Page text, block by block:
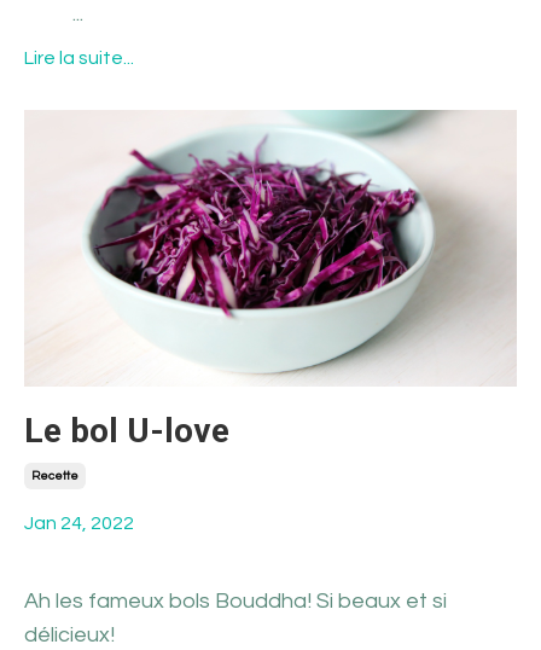
...
Lire la suite...
Le bol U-love
Recette
Jan 24, 2022
Ah les fameux bols Bouddha! Si beaux et si
délicieux!